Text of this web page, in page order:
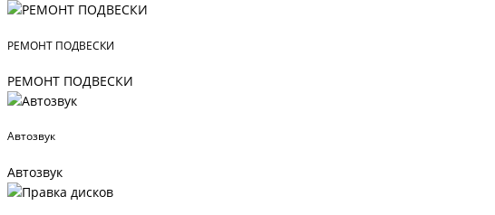
РЕМОНТ ПОДВЕСКИ
РЕМОНТ ПОДВЕСКИ
Автозвук
Автозвук